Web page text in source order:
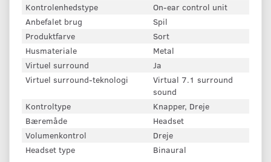
Kontrolenhedstype
On-ear control unit
Anbefalet brug
Spil
Produktfarve
Sort
Husmateriale
Metal
Virtuel surround
Ja
Virtuel surround-teknologi
Virtual 7.1 surround
sound
Kontroltype
Knapper, Dreje
Bæremåde
Headset
Volumenkontrol
Dreje
Headset type
Binaural